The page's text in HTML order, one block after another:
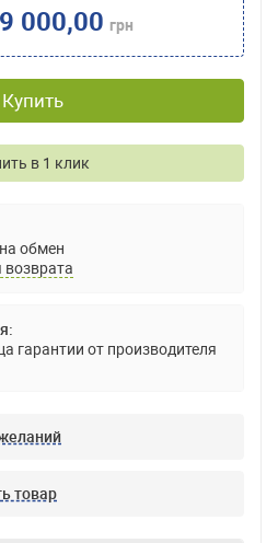
000,00 грн
Купить
в 1 клик
обмен
гарантии от производителя
товар